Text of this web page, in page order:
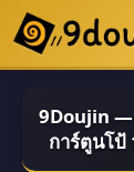
9Doujin —
การ์ตูนโป้